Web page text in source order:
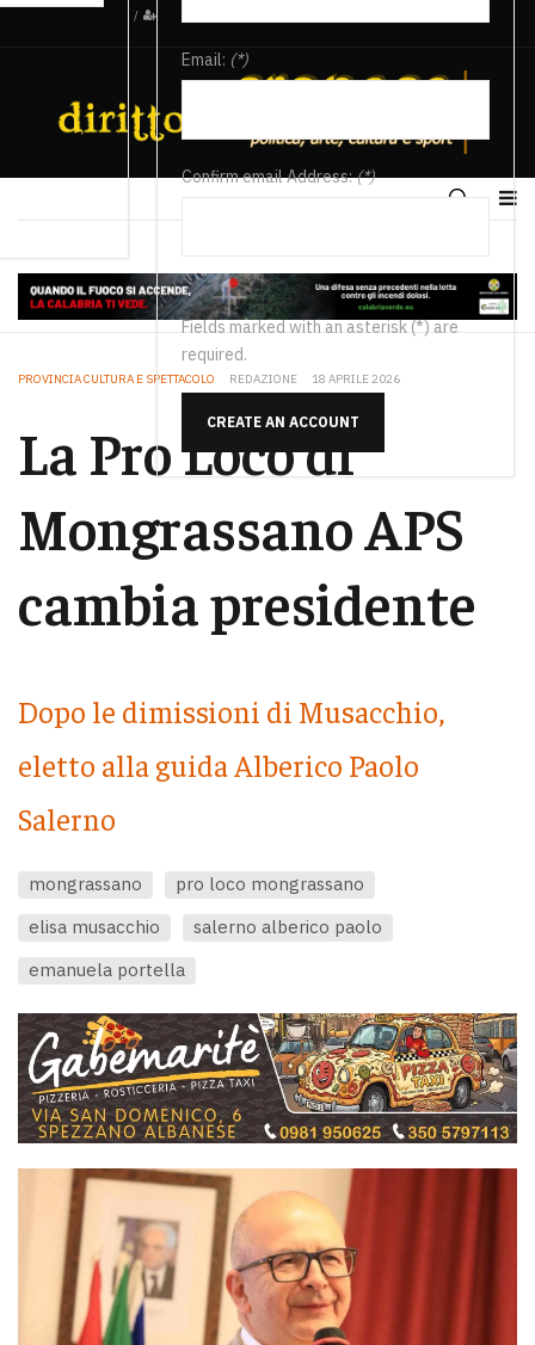
/
Email: (*)
Confirm email Address:(*)
Fields marked with an asterisk (*) are
required.
CREATE AN ACCOUNT
PROVINCIA CULTURA E SPETTACOLO REDAZIONE 18 APRILE 2026
La Pro Loco di
Mongrassano APS
cambia presidente
Dopo le dimissioni di Musacchio,
eletto alla guida Alberico Paolo
Salerno
mongrassano
pro loco mongrassano
elisa musacchio
salerno alberico paolo
emanuela portella